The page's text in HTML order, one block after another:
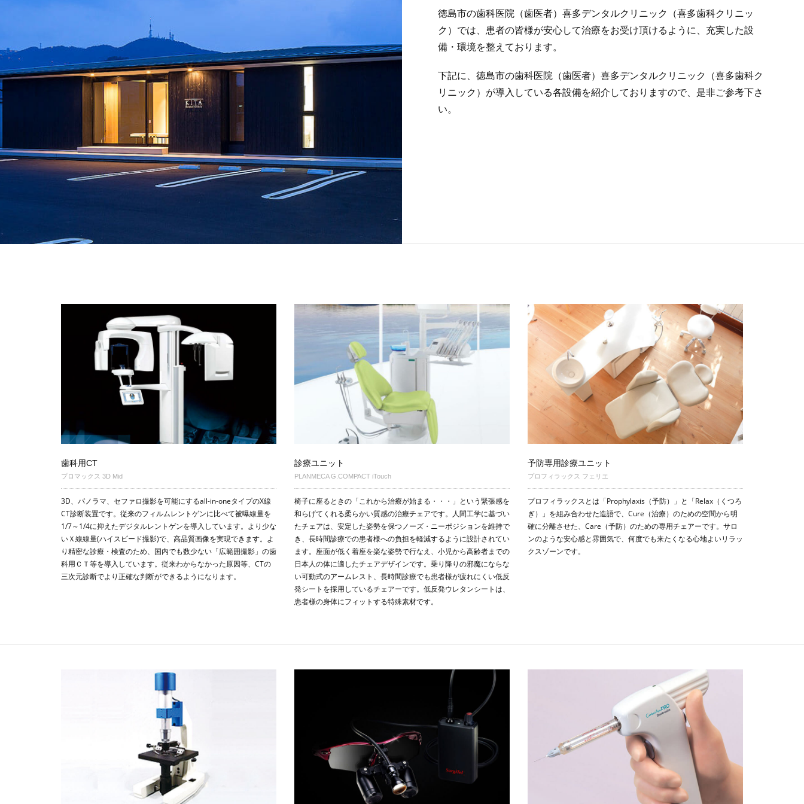
徳島市の歯科医院（歯医者）喜多デンタルクリニック（喜多歯科クリニッ
ク）では、患者の皆様が安心して治療をお受け頂けるように、充実した設
備・環境を整えております。
下記に、徳島市の歯科医院（歯医者）喜多デンタルクリニック（喜多歯科ク
リニック）が導入している各設備を紹介しておりますので、是非ご参考下さ
い。
歯科用CT
プロマックス 3D Mid
3D、パノラマ、セファロ撮影を可能にするall-in-oneタイプのX線
CT診断装置です。従来のフィルムレントゲンに比べて被曝線量を
1/7～1/4に抑えたデジタルレントゲンを導入しています。より少な
いＸ線線量(ハイスピード撮影)で、高品質画像を実現できます。よ
り精密な診療・検査のため、国内でも数少ない「広範囲撮影」の歯
科用ＣＴ等を導入しています。従来わからなかった原因等、CTの
三次元診断でより正確な判断ができるようになります。
診療ユニット
PLANMECA G.COMPACT iTouch
椅子に座るときの「これから治療が始まる・・・」という緊張感を
和らげてくれる柔らかい質感の治療チェアです。人間工学に基づい
たチェアは、安定した姿勢を保つノーズ・ニーポジションを維持で
き、長時間診療での患者様への負担を軽減するように設計されてい
ます。座面が低く着座を楽な姿勢で行なえ、小児から高齢者までの
日本人の体に適したチェアデザインです。乗り降りの邪魔にならな
い可動式のアームレスト、長時間診療でも患者様が疲れにくい低反
発シートを採用しているチェアーです。低反発ウレタンシートは、
患者様の身体にフィットする特殊素材です。
予防専用診療ユニット
プロフィラックス フェリエ
プロフィラックスとは「Prophylaxis（予防）」と「Relax（くつろ
ぎ）」を組み合わせた造語で、Cure（治療）のための空間から明
確に分離させた、Care（予防）のための専用チェアーです。サロ
ンのような安心感と雰囲気で、何度でも来たくなる心地よいリラッ
クスゾーンです。